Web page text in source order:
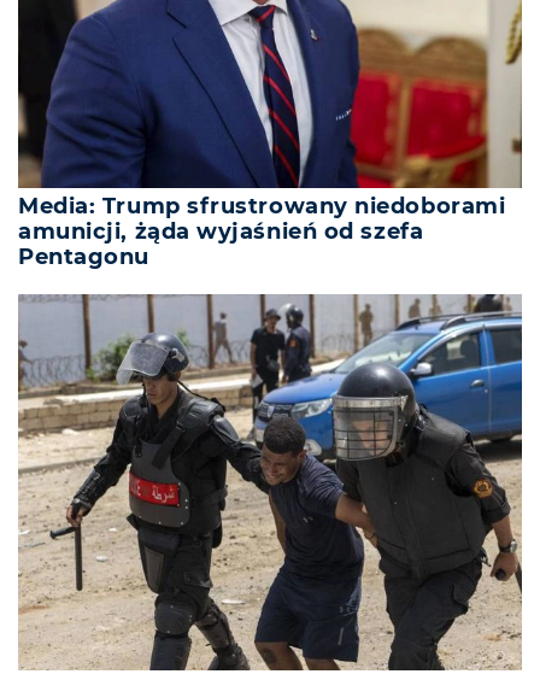
Media: Trump sfrustrowany niedoborami
amunicji, żąda wyjaśnień od szefa
Pentagonu